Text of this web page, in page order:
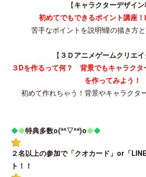
【キャラクターデザイン
初めてでもできるポイント講座
苦手なポイントを説明!瞳の描き方
【 ３Ｄアニメゲームクリエ
３Dを作るって何？ 背景でもキャラクタ
を作ってみよう！
初めて作れちゃう！背景やキャラクタ
◆◆特典多数o(*^▽^*)o◆◆
２名以上の参加で「クオカード」or「
ト！！